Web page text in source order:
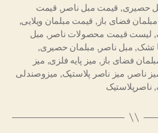
حصیری, قیمت مبل ناصر , قیمت
فضای باز , قیمت مبلمان ویلایی,
, لیست قیمت محصولات ناصر , مبل
تشک, مبل ناصر , مبلمان حصیری,
فضای باز , میز پایه فلزی, میز
ناصر , میز ناصر پلاستیک, میزوصندلی
, ناصرپلاستیک